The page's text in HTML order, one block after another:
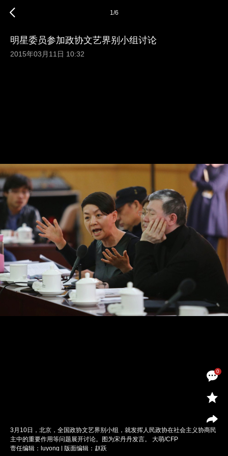
0
1/6
明星委员参加政协文艺界别小组讨论
2015年03月11日 10:32
3月10日，北京，全国政协文艺界别小组，就发挥人民政协在社会主义协商民
主中的重要作用等问题展开讨论。图为宋丹丹发言。 大萌/CFP
责任编辑：luyong | 版面编辑：赵跃